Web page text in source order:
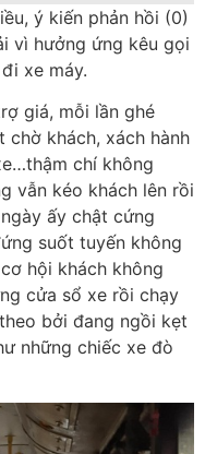
ý kiến phản hồi (0)
vì hưởng ứng kêu gọi
xe máy.
giá, mỗi lần ghé
khách, xách hành
chí không
vẫn kéo khách lên rồi
ấy chật cứng
suốt tuyến không
hội khách không
cửa sổ xe rồi chạy
bởi đang ngồi kẹt
những chiếc xe đò